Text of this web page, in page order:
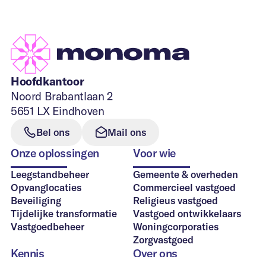
Hoofdkantoor
Noord Brabantlaan 2
5651 LX Eindhoven
Bel ons Mail ons
Onze oplossingen
Leegstandbeheer
Opvanglocaties
Beveiliging
Tijdelijke transformatie
Vastgoedbeheer
Voor wie
Gemeente & overheden
Commercieel vastgoed
Religieus vastgoed
Vastgoed ontwikkelaars
Woningcorporaties
Zorgvastgoed
Kennis Over ons